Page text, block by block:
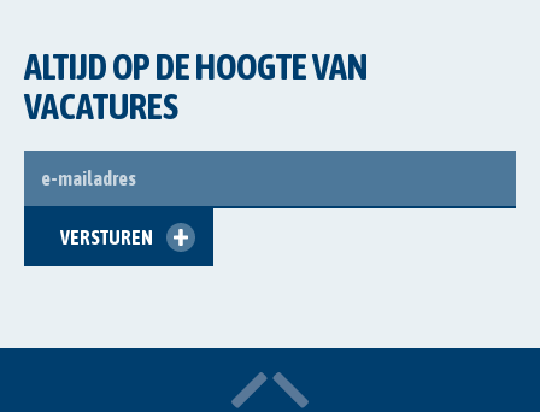
ALTIJD OP DE HOOGTE VAN
VACATURES
MAILADRES
VERSTUREN